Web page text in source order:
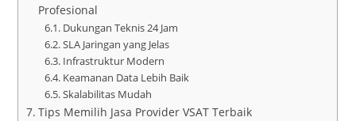
Profesional
Dukungan Teknis 24 Jam
SLA Jaringan yang Jelas
Infrastruktur Modern
Keamanan Data Lebih Baik
Skalabilitas Mudah
Tips Memilih Jasa Provider VSAT Terbaik